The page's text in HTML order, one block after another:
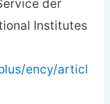
der
Institutes
ency/articl